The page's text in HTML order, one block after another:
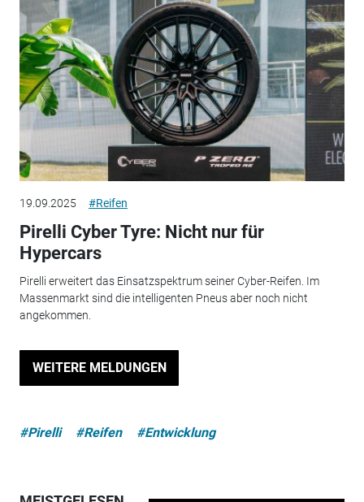
19.09.2025 #Reifen
Pirelli Cyber Tyre: Nicht nur für
Hypercars
Pirelli erweitert das Einsatzspektrum seiner Cyber-Reifen. Im
Massenmarkt sind die intelligenten Pneus aber noch nicht
angekommen.
WEITERE MELDUNGEN
#Pirelli #Reifen #Entwicklung